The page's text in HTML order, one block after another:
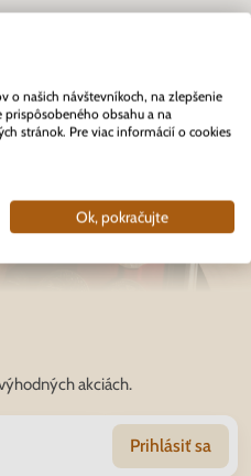
akciách.
Prihlásiť sa
o našich návštevníkoch, na zlepšenie
obsahu a na
stránok. Pre viac informácií o cookies
Ok, pokračujte